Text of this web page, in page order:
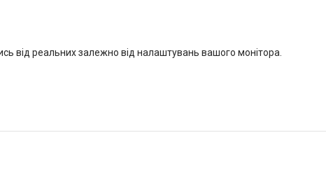
від реальних залежно від налаштувань вашого монітора.